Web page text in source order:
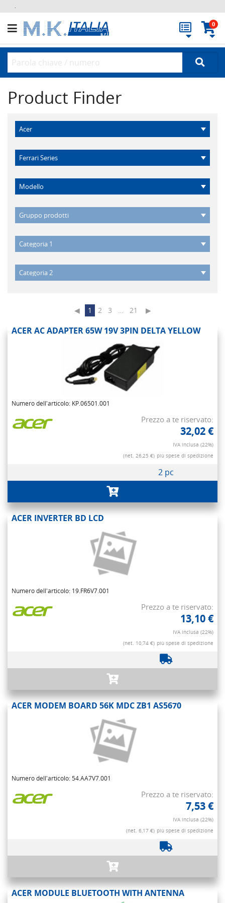
.
0
Product Finder
◀ 1 2 3 … 21 ▶
ACER AC ADAPTER 65W 19V 3PIN DELTA YELLOW
Numero dell'articolo: KP.06501.001
Prezzo a te riservato:
32,02 €
IVA inclusa (22%)
(net. 26,25 €) più spese di spedizione
2 pc
ACER INVERTER BD LCD
Numero dell'articolo: 19.FR6V7.001
Prezzo a te riservato:
13,10 €
IVA inclusa (22%)
(net. 10,74 €) più spese di spedizione
ACER MODEM BOARD 56K MDC ZB1 AS5670
Numero dell'articolo: 54.AA7V7.001
Prezzo a te riservato:
7,53 €
IVA inclusa (22%)
(net. 6,17 €) più spese di spedizione
ACER MODULE BLUETOOTH WITH ANTENNA